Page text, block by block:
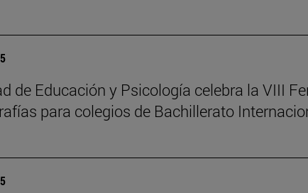
de Educación y Psicología celebra la VIII
para colegios de Bachillerato